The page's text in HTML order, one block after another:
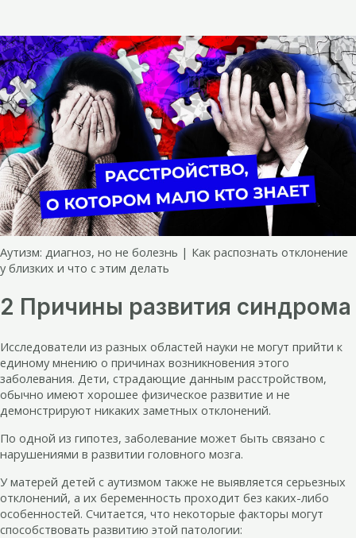
Аутизм: диагноз, но не болезнь | Как распознать отклонение
у близких и что с этим делать
2 Причины развития синдрома
Исследователи из разных областей науки не могут прийти к
единому мнению о причинах возникновения этого
заболевания. Дети, страдающие данным расстройством,
обычно имеют хорошее физическое развитие и не
демонстрируют никаких заметных отклонений.
По одной из гипотез, заболевание может быть связано с
нарушениями в развитии головного мозга.
У матерей детей с аутизмом также не выявляется серьезных
отклонений, а их беременность проходит без каких-либо
особенностей. Считается, что некоторые факторы могут
способствовать развитию этой патологии: